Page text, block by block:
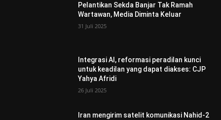
Pelantikan Sekda Banjar Tak Ramah
Wartawan, Media Diminta Keluar
31 Juli 2025
Integrasi AI, reformasi peradilan kunci
untuk keadilan yang dapat diakses: CJP
Yahya Afridi
26 Juli 2025
Iran mengirim satelit komunikasi Nahid-2